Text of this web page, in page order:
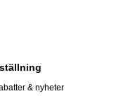
& nyheter